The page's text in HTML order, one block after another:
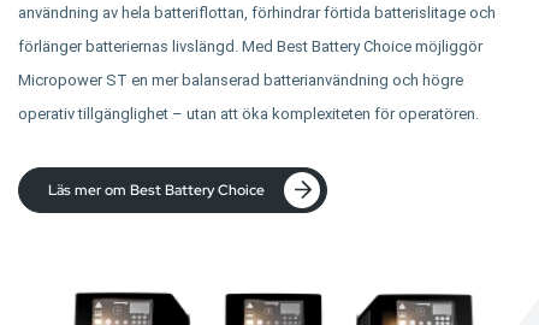
användning av hela batteriflottan, förhindrar förtida batterislitage och
förlänger batteriernas livslängd. Med Best Battery Choice möjliggör
Micropower ST en mer balanserad batterianvändning och högre
operativ tillgänglighet – utan att öka komplexiteten för operatören.
Läs mer om Best Battery Choice